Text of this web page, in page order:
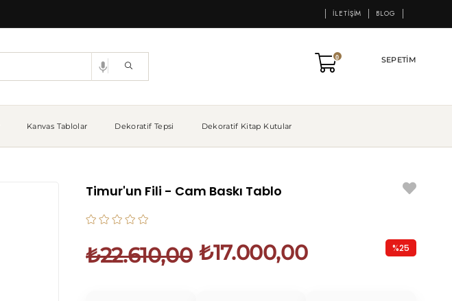
İLETIŞIM BLOG
SEPETIM
0
Kanvas Tablolar Dekoratif Tepsi Dekoratif Kitap Kutular
Timur'un Fili - Cam Baskı Tablo
₺22.610,00 ₺17.000,00 %25